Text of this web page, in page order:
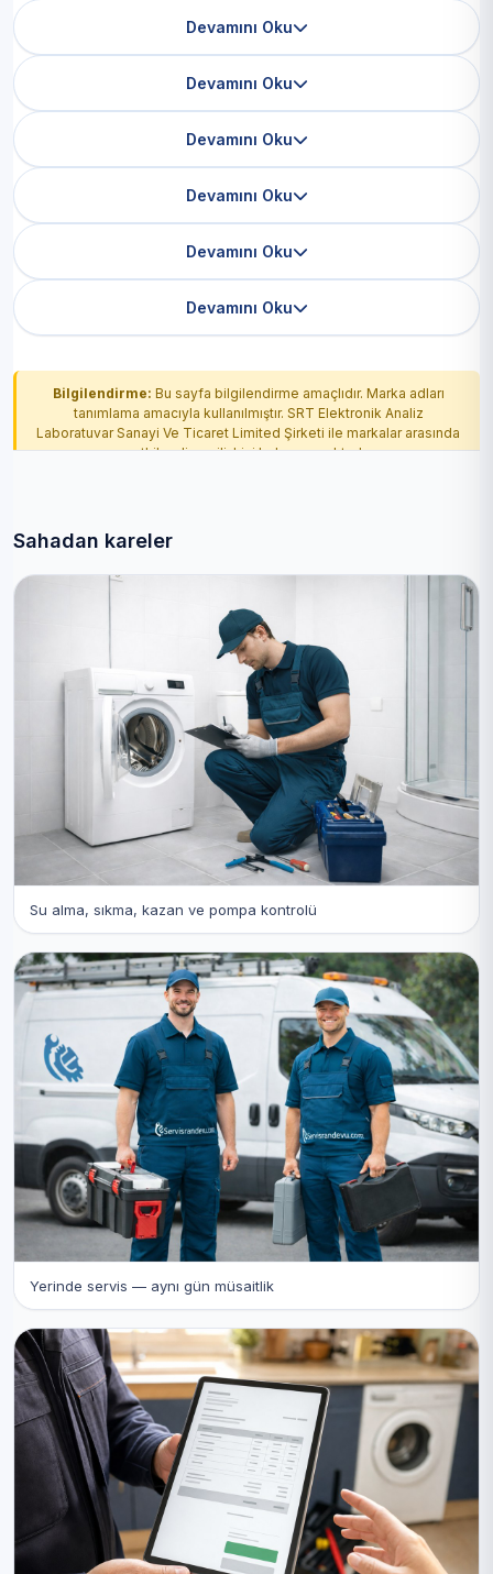
Devamını Oku
Devamını Oku
Devamını Oku
Devamını Oku
Devamını Oku
Devamını Oku
Bilgilendirme: Bu sayfa bilgilendirme amaçlıdır. Marka adları
tanımlama amacıyla kullanılmıştır. SRT Elektronik Analiz
Laboratuvar Sanayi Ve Ticaret Limited Şirketi ile markalar arasında
yetkilendirme ilişkisi bulunmamaktadır.
Sahadan kareler
Su alma, sıkma, kazan ve pompa kontrolü
Yerinde servis — aynı gün müsaitlik